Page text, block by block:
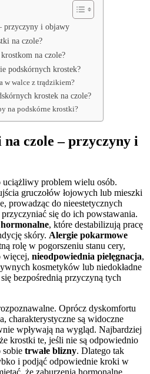
przyczyny i objawy
na czole?
na czole?
podskórnych krostek?
w walce z trądzikiem?
krostek na czole?
na podskórne krostki?
czole – przyczyny i
uciążliwy problem wielu osób.
gruczołów łojowych lub mieszki
prowadząc do nieestetycznych
się do ich powstawania.
, które destabilizują pracę
skóry. Alergie pokarmowe
rolę w pogorszeniu stanu cery,
więcej, nieodpowiednia pielęgnacja,
kosmetyków lub niedokładne
bezpośrednią przyczyną tych
Oprócz dyskomfortu
charakterystyczne są widoczne
wpływają na wygląd. Najbardziej
krostki te, jeśli nie są odpowiednio
sobie trwałe blizny. Dlatego tak
i podjąć odpowiednie kroki w
że zaburzenia hormonalne